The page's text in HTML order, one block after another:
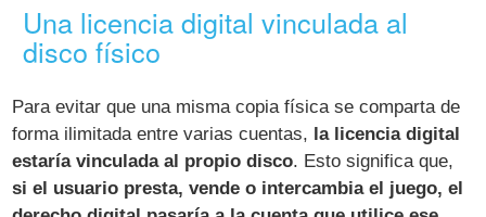
Una licencia digital vinculada al
disco físico
Para evitar que una misma copia física se comparta de
forma ilimitada entre varias cuentas, la licencia digital
estaría vinculada al propio disco. Esto significa que,
si el usuario presta, vende o intercambia el juego, el